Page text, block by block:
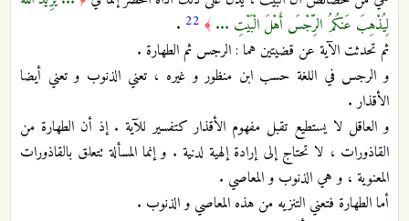
لِيُذْهِبَ عَنكُمُ الرِّجْسَ أَهْلَ الْبَيْتِ ... ﴾ 22
.
ثم تحدثت الآية عن قضيتين هما : الرجس ثم الطهارة .
و الرجس في اللغة حسب ابن منظور و غيره ، تعني الذنوب و تعني أيضا
الأقذار .
و العاقل لا يستطيع تقبل مفهوم الأقذار كتفسير للآية . إذ أن الطهارة من
القاذورات ، لا تحتاج إلى إرادة إلهية لدنية . و إنما المسألة تتعلق بالقاذورات
المعنوية ، و هي الذنوب و المعاصي .
أما الطهارة فتعني التنزيه من هذه المعاصي و الذنوب .